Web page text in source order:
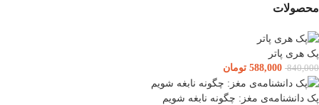
محصولات
پک هری پاتر
840,000
588,000 تومان
پک دانشنامه‌ی مغز: چگونه نابغه شویم